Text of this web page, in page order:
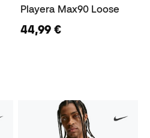
Playera Max90 Loose
44,99 €